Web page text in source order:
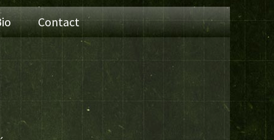
Contact